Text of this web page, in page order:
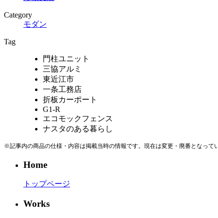
Category
モダン
Tag
門柱ユニット
三協アルミ
東近江市
一条工務店
折板カーポート
G1-R
エコモックフェンス
ナスタのある暮らし
※記事内の商品の仕様・内容は掲載当時の情報です。現在は変更・廃番となって
Home
トップページ
Works